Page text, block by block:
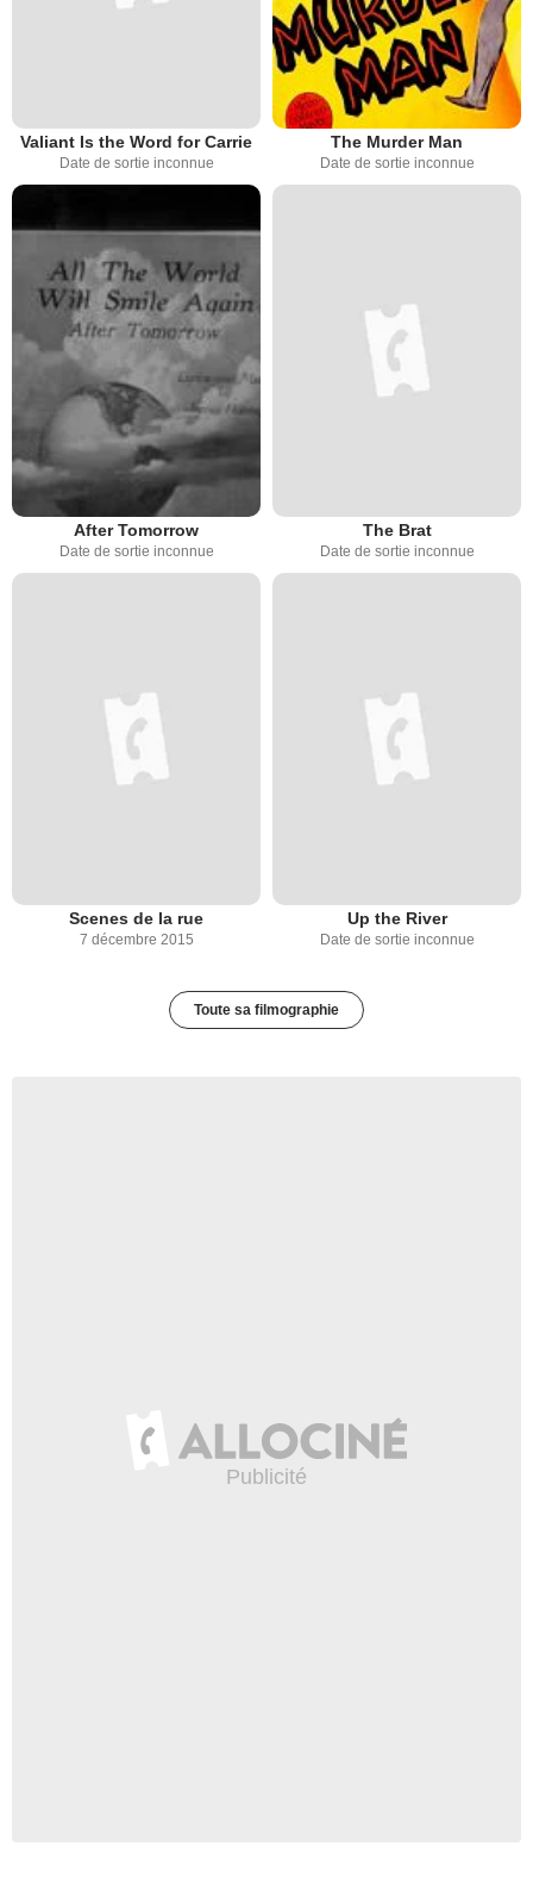
Valiant Is the Word for Carrie
Date de sortie inconnue
The Murder Man
Date de sortie inconnue
After Tomorrow
Date de sortie inconnue
The Brat
Date de sortie inconnue
Scenes de la rue
7 décembre 2015
Up the River
Date de sortie inconnue
Toute sa filmographie